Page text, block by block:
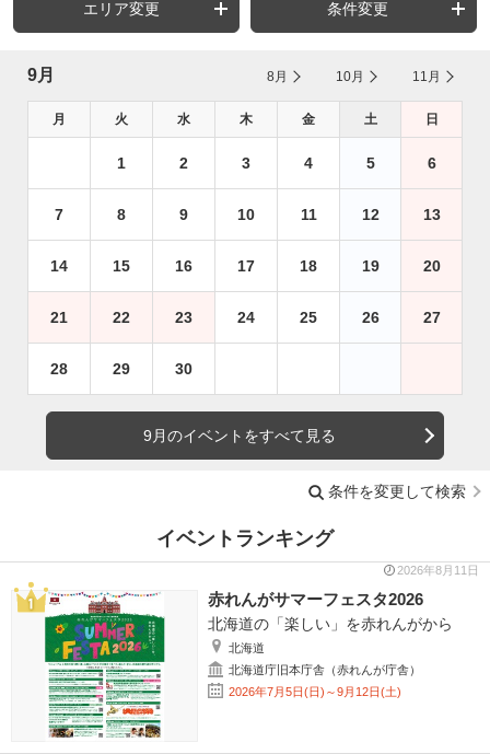
エリア変更 条件変更
9月 8月 10月 11月
月 火 水 木 金 土 日
1 2 3 4 5 6
7 8 9 10 11 12 13
14 15 16 17 18 19 20
21 22 23 24 25 26 27
28 29 30
9月のイベントをすべて見る
条件を変更して検索
イベントランキング
2026年8月11日
赤れんがサマーフェスタ2026
北海道の「楽しい」を赤れんがから
北海道
北海道庁旧本庁舎（赤れんが庁舎）
2026年7月5日(日)～9月12日(土)